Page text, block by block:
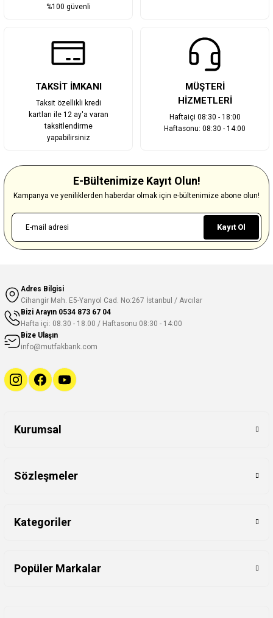
%100 güvenli
TAKSİT İMKANI
Taksit özellikli kredi
kartları ile 12 ay'a varan
taksitlendirme
yapabilirsiniz
MÜŞTERİ
HİZMETLERİ
Haftaiçi 08:30 - 18:00
Haftasonu: 08:30 - 14:00
E-Bültenimize Kayıt Olun!
Kampanya ve yeniliklerden haberdar olmak için e-bültenimize abone olun!
Kayıt Ol
Adres Bilgisi
Cihangir Mah. E5-Yanyol Cad. No:267 İstanbul / Avcılar
Bizi Arayın 0534 873 67 04
Hafta içi: 08.30 - 18.00 / Haftasonu 08:30 - 14:00
Bize Ulaşın
info@mutfakbank.com
Kurumsal
Sözleşmeler
Kategoriler
Popüler Markalar